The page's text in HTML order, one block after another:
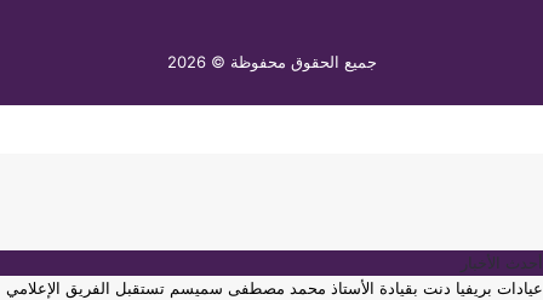
جميع الحقوق محفوظة © 2026
أحدث الأخبار
عيادات بريفيا دنت بقيادة الأستاذ محمد مصطفى سميسم تستقبل الفريق الإعلامي